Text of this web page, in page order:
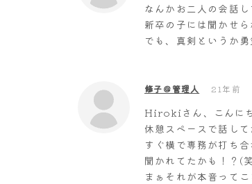
なんかお二人の会話
新卒の子には聞かせら
でも、真剣というか勇
修子＠管理人 21年前
Hirokiさん、こんに
休憩スペースで話して
すぐ横で専務が打ち
聞かれてたかも！？(
まぁそれが本音って